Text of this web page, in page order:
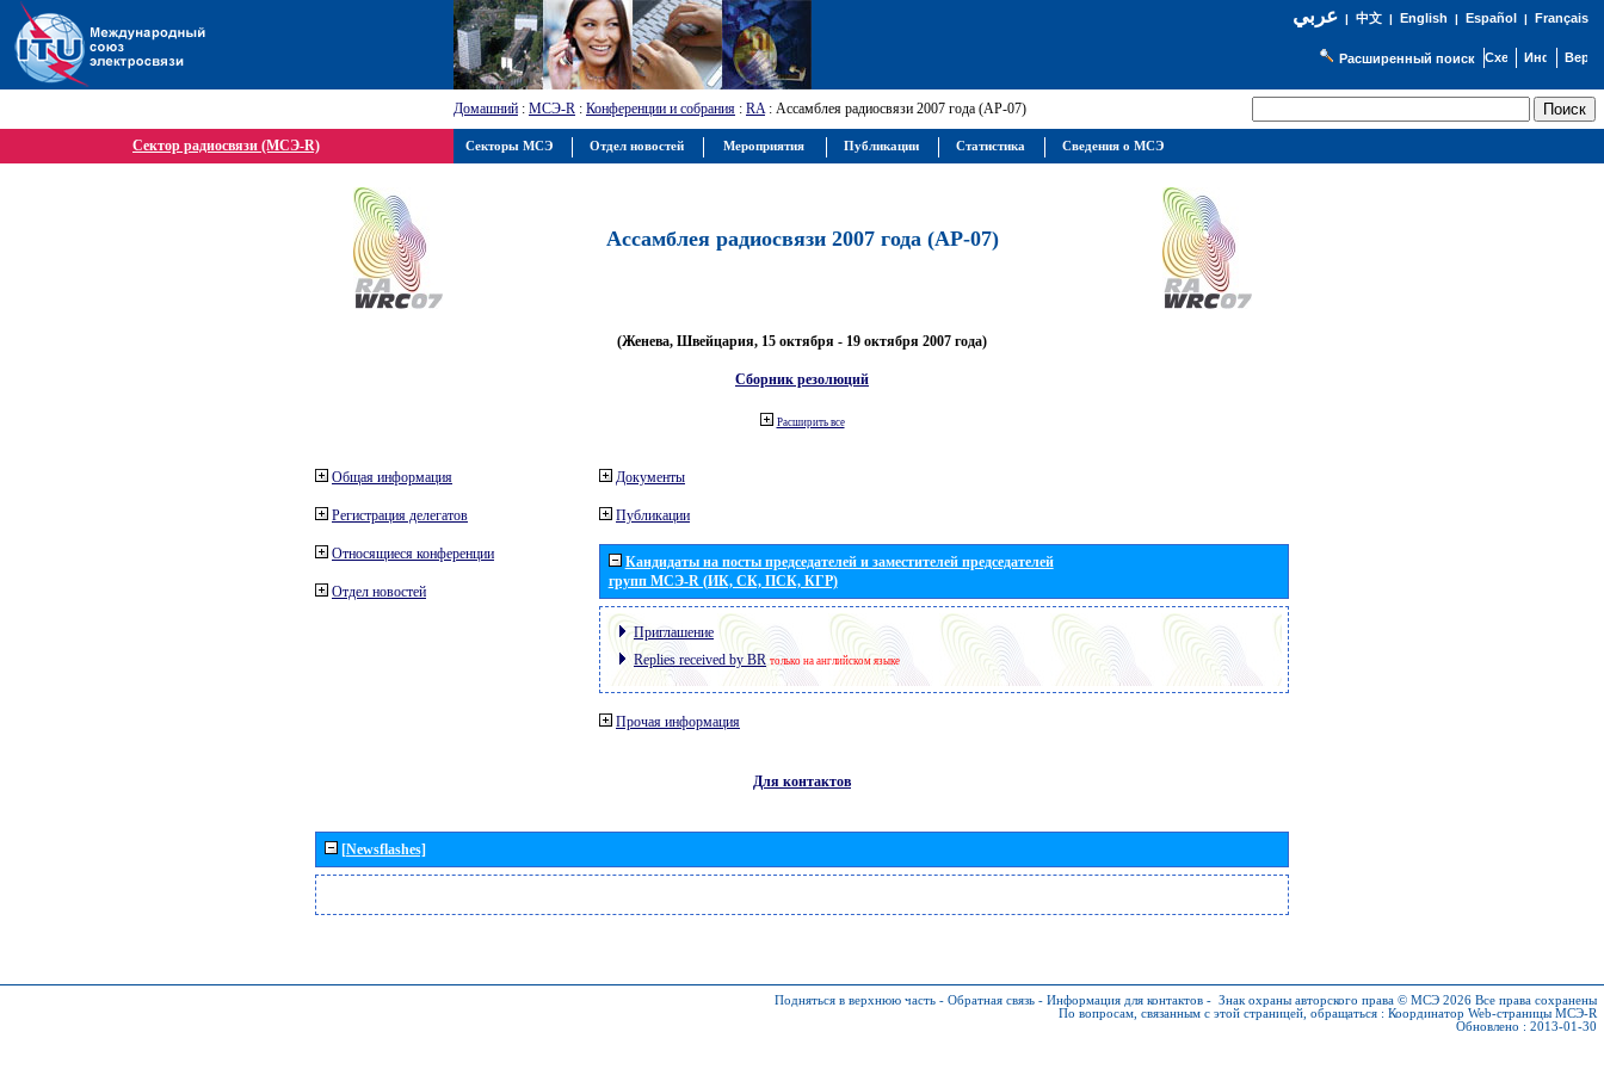
عربي| 中文| English | Español | Français
Расширенный поиск
Домашний : МСЭ-R : Конференции и собрания : RA: Ассамблея радиосвязи 2007 года (АР-07)
Сектор радиосвязи (МСЭ-R)
Ассамблея радиосвязи 2007 года (АР-07)
(Женева, Швейцария, 15 октября - 19 октября 2007 года)
Сборник резолюций
Расширить все
Общая информация
Регистрация делегатов
Относящиеся конференции
Отдел новостей
Документы
Публикации
Кандидаты на посты председателей и заместителей председателей
групп МСЭ-R (ИК, СК, ПСК, КГР)
Приглашение
Replies received by BR только на английском языке
Прочая информация
Для контактов
[Newsflashes]
Подняться в верхнюю часть - Обратная связь - Информация для контактов - Знак охраны авторского права © МСЭ 2026 Все права сохранены
По вопросам, связанным с этой страницей, обращаться : Координатор Web-страницы МСЭ-R
Обновлено : 2013-01-30
Секторы МСЭ Отдел новостей Мероприятия Публикации Статистика Сведения о МСЭ